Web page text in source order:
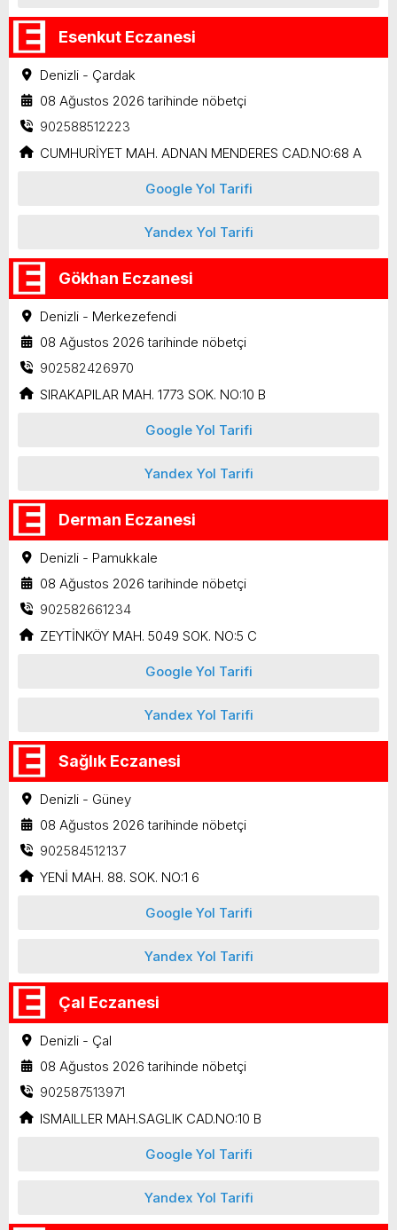
Esenkut Eczanesi
Denizli - Çardak
08 Ağustos 2026 tarihinde nöbetçi
902588512223
CUMHURİYET MAH. ADNAN MENDERES CAD.NO:68 A
Google Yol Tarifi
Yandex Yol Tarifi
Gökhan Eczanesi
Denizli - Merkezefendi
08 Ağustos 2026 tarihinde nöbetçi
902582426970
SIRAKAPILAR MAH. 1773 SOK. NO:10 B
Google Yol Tarifi
Yandex Yol Tarifi
Derman Eczanesi
Denizli - Pamukkale
08 Ağustos 2026 tarihinde nöbetçi
902582661234
ZEYTİNKÖY MAH. 5049 SOK. NO:5 C
Google Yol Tarifi
Yandex Yol Tarifi
Sağlık Eczanesi
Denizli - Güney
08 Ağustos 2026 tarihinde nöbetçi
902584512137
YENİ MAH. 88. SOK. NO:1 6
Google Yol Tarifi
Yandex Yol Tarifi
Çal Eczanesi
Denizli - Çal
08 Ağustos 2026 tarihinde nöbetçi
902587513971
ISMAILLER MAH.SAGLIK CAD.NO:10 B
Google Yol Tarifi
Yandex Yol Tarifi